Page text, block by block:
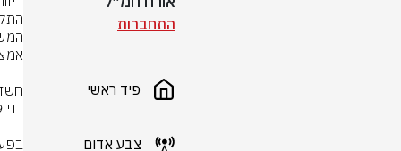
התחברות
פיד ראשי
צבע אדום